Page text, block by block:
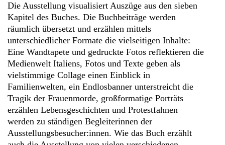
Die Ausstellung visualisiert Auszüge aus den sieben
Kapitel des Buches. Die Buchbeiträge werden
räumlich übersetzt und erzählen mittels
unterschiedlicher Formate die vielseitigen Inhalte:
Eine Wandtapete und gedruckte Fotos reflektieren die
Medienwelt Italiens, Fotos und Texte geben als
vielstimmige Collage einen Einblick in
Familienwelten, ein Endlosbanner unterstreicht die
Tragik der Frauenmorde, großformatige Porträts
erzählen Lebensgeschichten und Protestfahnen
werden zu ständigen Begleiterinnen der
Ausstellungsbesucher:innen. Wie das Buch erzählt